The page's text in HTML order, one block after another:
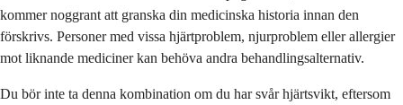
kommer noggrant att granska din medicinska historia innan den
förskrivs. Personer med vissa hjärtproblem, njurproblem eller allergier
mot liknande mediciner kan behöva andra behandlingsalternativ.
Du bör inte ta denna kombination om du har svår hjärtsvikt, eftersom